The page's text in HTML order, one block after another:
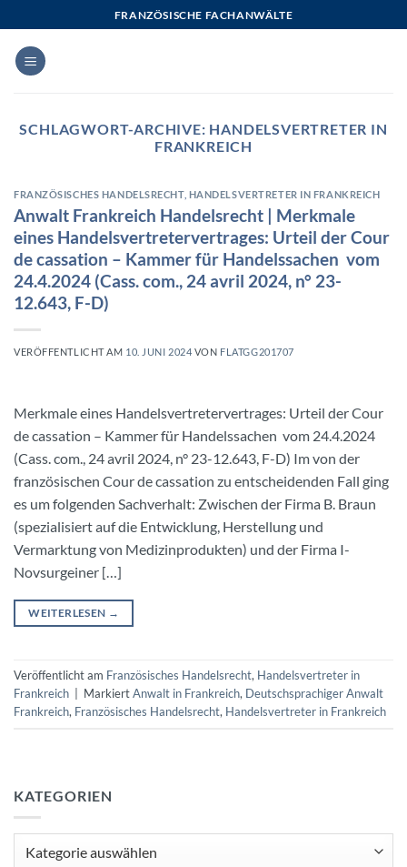
Inhalt
springen
FRANZÖSISCHE FACHANWÄLTE
SCHLAGWORT-ARCHIVE: HANDELSVERTRETER IN
FRANKREICH
FRANZÖSISCHES HANDELSRECHT, HANDELSVERTRETER IN FRANKREICH
Anwalt Frankreich Handelsrecht | Merkmale
eines Handelsvertretervertrages: Urteil der Cour
de cassation – Kammer für Handelssachen vom
24.4.2024 (Cass. com., 24 avril 2024, n° 23-
12.643, F-D)
VERÖFFENTLICHT AM 10. JUNI 2024 VON FLATGG201707
Merkmale eines Handelsvertretervertrages: Urteil der Cour
de cassation – Kammer für Handelssachen vom 24.4.2024
(Cass. com., 24 avril 2024, n° 23-12.643, F-D) Im von der
französischen Cour de cassation zu entscheidenden Fall ging
es um folgenden Sachverhalt: Zwischen der Firma B. Braun
(spezialisiert auf die Entwicklung, Herstellung und
Vermarktung von Medizinprodukten) und der Firma I-
Novsurgeiner […]
WEITERLESEN →
Veröffentlicht am Französisches Handelsrecht, Handelsvertreter in
Frankreich
MarkiertAnwalt in Frankreich, Deutschsprachiger Anwalt
Frankreich, Französisches Handelsrecht, Handelsvertreter in Frankreich
KATEGORIEN